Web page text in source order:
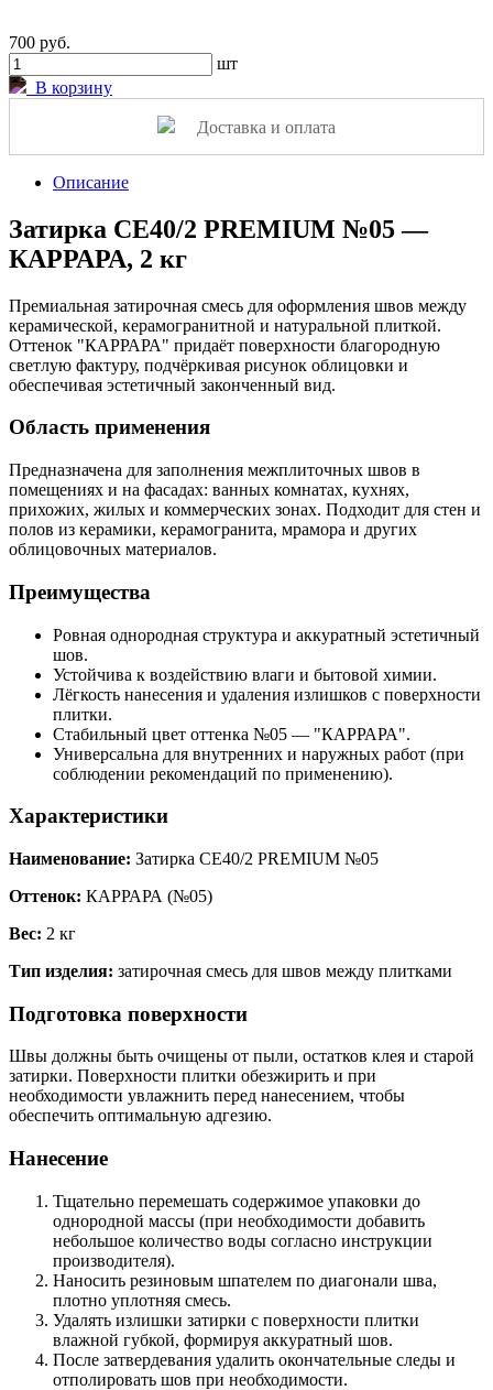
700 руб.
шт
В корзину
Доставка и оплата
Описание
Затирка СЕ40/2 PREMIUM №05 —
КАРРАРА, 2 кг
Премиальная затирочная смесь для оформления швов между
керамической, керамогранитной и натуральной плиткой.
Оттенок "КАРРАРА" придаёт поверхности благородную
светлую фактуру, подчёркивая рисунок облицовки и
обеспечивая эстетичный законченный вид.
Область применения
Предназначена для заполнения межплиточных швов в
помещениях и на фасадах: ванных комнатах, кухнях,
прихожих, жилых и коммерческих зонах. Подходит для стен и
полов из керамики, керамогранита, мрамора и других
облицовочных материалов.
Преимущества
Ровная однородная структура и аккуратный эстетичный
шов.
Устойчива к воздействию влаги и бытовой химии.
Лёгкость нанесения и удаления излишков с поверхности
плитки.
Стабильный цвет оттенка №05 — "КАРРАРА".
Универсальна для внутренних и наружных работ (при
соблюдении рекомендаций по применению).
Характеристики
Наименование: Затирка СЕ40/2 PREMIUM №05
Оттенок: КАРРАРА (№05)
Вес: 2 кг
Тип изделия: затирочная смесь для швов между плитками
Подготовка поверхности
Швы должны быть очищены от пыли, остатков клея и старой
затирки. Поверхности плитки обезжирить и при
необходимости увлажнить перед нанесением, чтобы
обеспечить оптимальную адгезию.
Нанесение
Тщательно перемешать содержимое упаковки до
однородной массы (при необходимости добавить
небольшое количество воды согласно инструкции
производителя).
Наносить резиновым шпателем по диагонали шва,
плотно уплотняя смесь.
Удалять излишки затирки с поверхности плитки
влажной губкой, формируя аккуратный шов.
После затвердевания удалить окончательные следы и
отполировать шов при необходимости.